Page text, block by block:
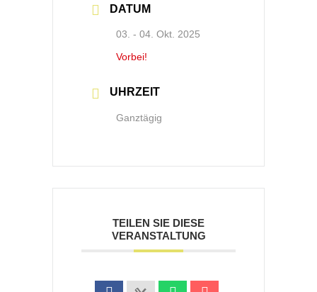
DATUM
03. - 04. Okt. 2025
Vorbei!
UHRZEIT
Ganztägig
TEILEN SIE DIESE
VERANSTALTUNG